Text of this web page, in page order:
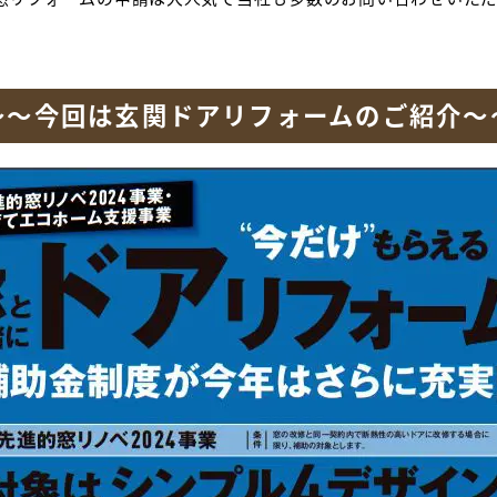
～今回は玄関ドアリフォームのご紹介～